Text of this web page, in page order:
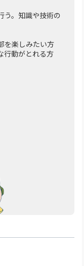
う。知識や技術の
を楽しみたい方
行動がとれる方